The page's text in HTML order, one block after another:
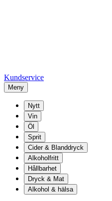
Kundservice
Meny
Nytt
Vin
Öl
Sprit
Cider & Blanddryck
Alkoholfritt
Hållbarhet
Dryck & Mat
Alkohol & hälsa